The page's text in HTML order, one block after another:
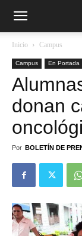
Inicio Campus
Campus En Portada
donan
Por BOLETÍN DE